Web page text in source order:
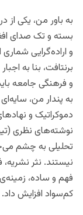
به باور من، یکی
بسته و تک صدای
و اراده‌گرایی
برنتافت، بنا به
و فرهنگی جامعه‌
به پندار من،
دموکراتیک و
نوشته‌های نظری
تحلیلی به چشم
نیستند. نثر
فهم و ساده،
کم‌سواد افزایش داد.